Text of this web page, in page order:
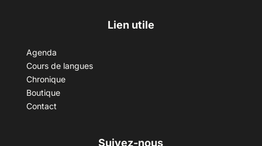
Lien utile
Agenda
Cours de langues
Chronique
Boutique
Contact
Suivez-nous